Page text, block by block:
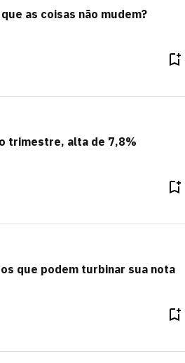
as coisas não mudem?
trimestre, alta de 7,8%
que podem turbinar sua nota